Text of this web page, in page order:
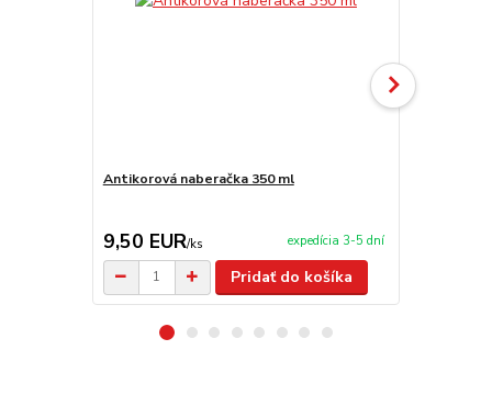
Antikorová naberačka 350 ml
9,50 EUR/ks expedícia 3-5 dní
Pridať do košíka